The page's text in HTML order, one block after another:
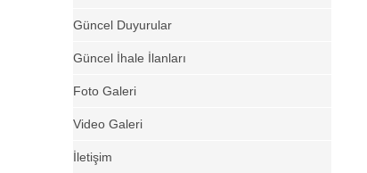
Güncel Duyurular
Güncel İhale İlanları
Foto Galeri
Video Galeri
İletişim